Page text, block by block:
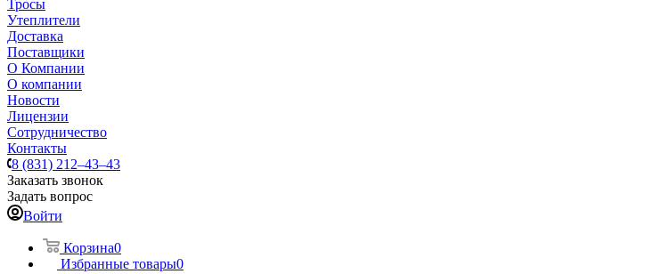
Тросы
Утеплители
Доставка
Поставщики
О Компании
О компании
Новости
Лицензии
Сотрудничество
Контакты
8 (831) 212–43–43
Заказать звонок
Задать вопрос
Войти
Корзина0
Избранные товары0